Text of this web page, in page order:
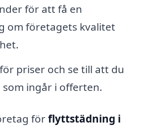
för att få en
om företagets kvalitet
priser och se till att du
ingår i offerten.
förflyttstädning i